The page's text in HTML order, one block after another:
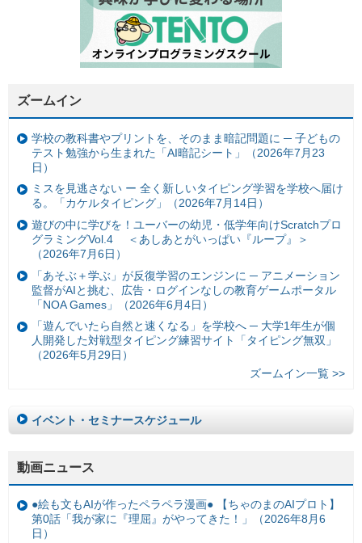
ズームイン
学校の教科書やプリントを、そのまま暗記問題に ─ 子どもの
テスト勉強から生まれた「AI暗記シート」（2026年7月23
日）
ミスを見逃さない ー 全く新しいタイピング学習を学校へ届け
る。「カケルタイピング」（2026年7月14日）
遊びの中に学びを！ユーバーの幼児・低学年向けScratchプロ
グラミングVol.4 ＜あしあとがいっぱい『ループ』＞
（2026年7月6日）
「あそぶ＋学ぶ」が反復学習のエンジンに ─ アニメーション
監督がAIと挑む、広告・ログインなしの教育ゲームポータル
「NOA Games」（2026年6月4日）
「遊んでいたら自然と速くなる」を学校へ ─ 大学1年生が個
人開発した対戦型タイピング練習サイト「タイピング無双」
（2026年5月29日）
ズームイン一覧 >>
イベント・セミナースケジュール
動画ニュース
●絵も文もAIが作ったペラペラ漫画● 【ちゃのまのAIプロト】
第0話「我が家に『理屈』がやってきた！」（2026年8月6
日）